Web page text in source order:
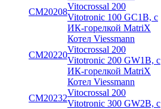
CM20208
Vitocrossal 200
Vitotronic 100 GC1B, с
ИК-горелкой MatriX
CM20220
Котел Viessmann
Vitocrossal 200
Vitotronic 200 GW1B, с
ИК-горелкой MatriX
CM20232
Котел Viessmann
Vitocrossal 200
Vitotronic 300 GW2B, с